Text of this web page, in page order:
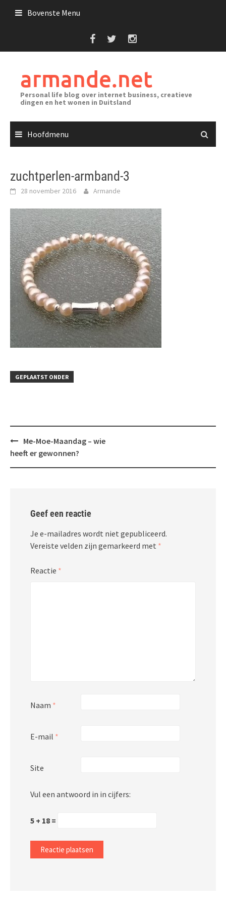
Bovenste Menu
armande.net
Personal life blog over internet business, creatieve
dingen en het wonen in Duitsland
Hoofdmenu
zuchtperlen-armband-3
28 november 2016 Armande
GEPLAATST ONDER
Bericht
navigatie
Me-Moe-Maandag – wie
heeft er gewonnen?
Geef een reactie
Je e-mailadres wordt niet gepubliceerd.
Vereiste velden zijn gemarkeerd met *
Reactie *
Naam *
E-mail *
Site
Vul een antwoord in in cijfers:
5 + 18 =